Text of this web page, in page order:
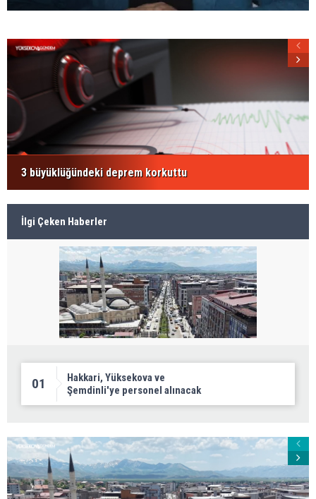
3 büyüklüğündeki deprem korkuttu
İlgi Çeken Haberler
01
Hakkari, Yüksekova ve
Şemdinli'ye personel alınacak